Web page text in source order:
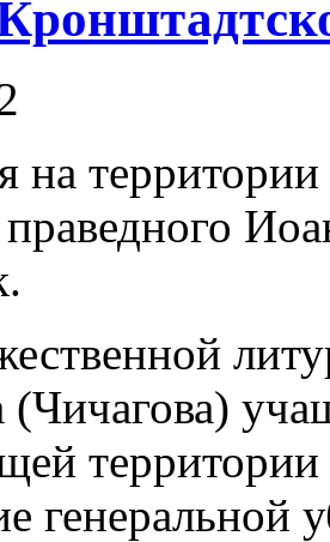
на
генеральной